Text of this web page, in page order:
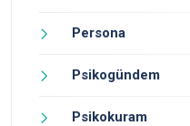
Persona
Psikogündem
Psikokuram